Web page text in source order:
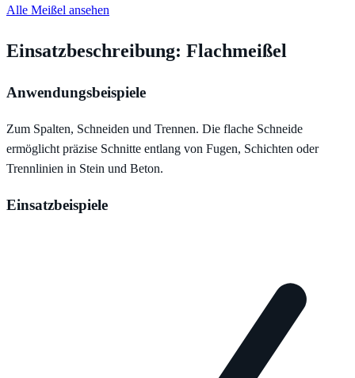
Alle Meißel ansehen
Einsatzbeschreibung: Flachmeißel
Anwendungsbeispiele
Zum Spalten, Schneiden und Trennen. Die flache Schneide
ermöglicht präzise Schnitte entlang von Fugen, Schichten oder
Trennlinien in Stein und Beton.
Einsatzbeispiele